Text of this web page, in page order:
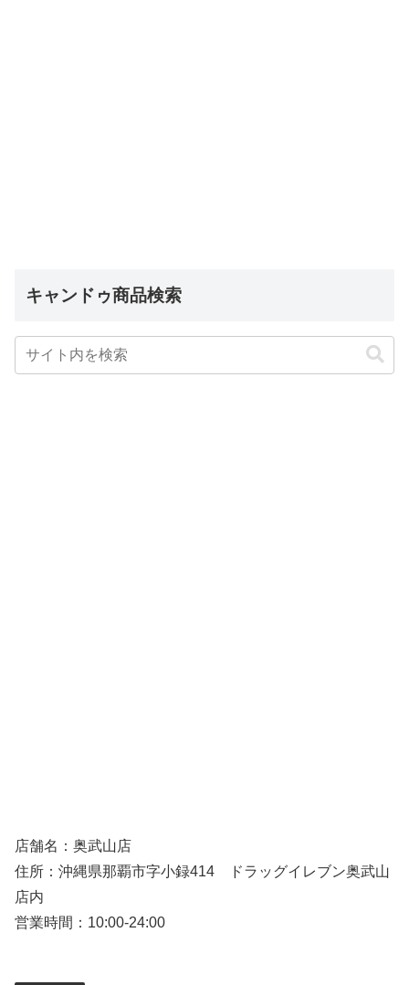
キャンドゥ商品検索
店舗名：奥武山店
住所：沖縄県那覇市字小録414 ドラッグイレブン奥武山
店内
営業時間：10:00-24:00